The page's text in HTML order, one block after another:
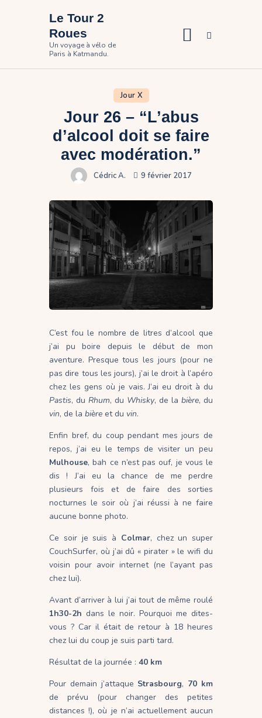
Le Tour 2
Roues
Un voyage à vélo de
Paris à Katmandu.
Photos
Participer
Contact
Jour X
Jour 26 – “L’abus
d’alcool doit se faire
avec modération.”
Cédric A. 9 février 2017
C’est fou le nombre de litres d’alcool que
j’ai pu boire depuis le début de mon
aventure. Presque tous les jours (pour ne
pas dire tous les jours), j’ai le droit à l’apéro
chez les gens où je vais. J’ai eu droit à du
Pastis, du Rhum, du Whisky, de la bière, du
vin, de la bière et du vin.
Enfin bref, du coup pendant mes jours de
repos, j’ai eu le temps de visiter un peu
Mulhouse, bah ce n’est pas ouf, je vous le
dis ! J’ai eu la chance de me perdre
plusieurs fois et de faire des sorties
nocturnes le soir où j’ai réussi à ne faire
aucune bonne photo.
Ce soir je suis à Colmar, chez un super
CouchSurfer, où j’ai dû « pirater » le wifi du
voisin pour avoir internet (ne l’ayant pas
chez lui).
Avant d’arriver à lui j’ai tout de même roulé
1h30-2h dans le noir. Pourquoi me dites-
vous ? Car il était de retour à 18 heures
chez lui du coup je suis parti tard.
Résultat de la journée : 40 km
Pour demain j’attaque Strasbourg, 70 km
de prévu (pour changer des petites
distances !), où je n’ai actuellement aucun